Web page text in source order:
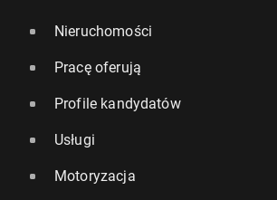
Nieruchomości
Pracę oferują
Profile kandydatów
Usługi
Motoryzacja